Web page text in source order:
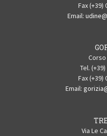
Fax (+39)
Email:
Tel.
Fax (+39)
Email:
Via Le